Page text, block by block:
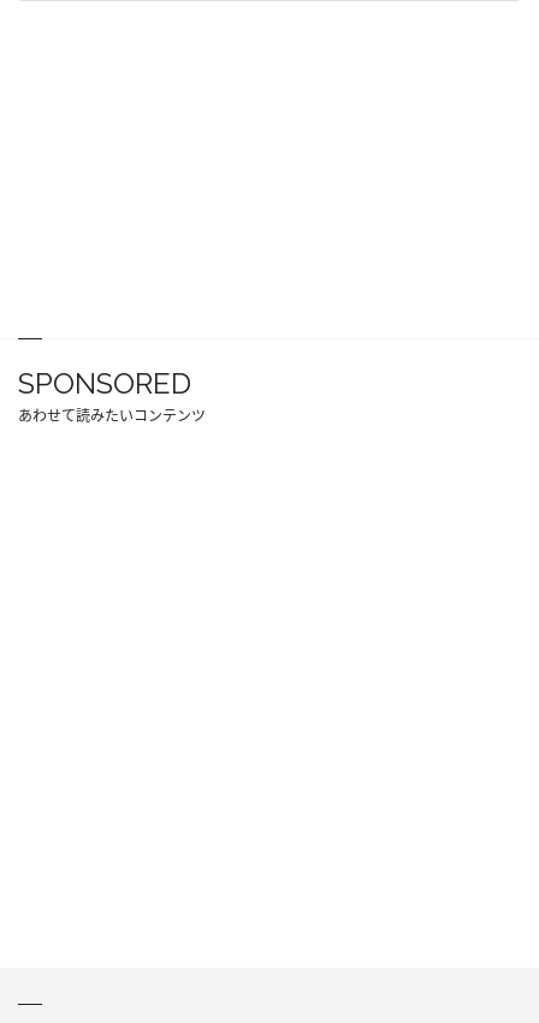
SPONSORED
あわせて読みたいコンテンツ